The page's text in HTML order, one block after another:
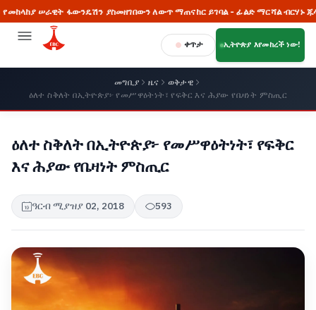
ሠራዊት ፋውንዴሽን ያስመዘገበውን ለውጥ ማጠናከር ይገባል - ፊልድ ማርሻል ብርሃኑ ጁላ
ቀጥታ ኢትዮጵያ እየመከረች ነው!
መግቢያ ዜና
ወቅታዊ
ዕለተ ስቅለት በኢትዮጵያ፦ የመሥዋዕትነት፣ የፍቅር እና ሕያው የቤዛነት ምስጢር
ዕለተ ስቅለት በኢትዮጵያ፦ የመሥዋዕትነት፣ የፍቅር
እና ሕያው የቤዛነት ምስጢር
ዓርብ ሚያዝያ 02, 2018 593